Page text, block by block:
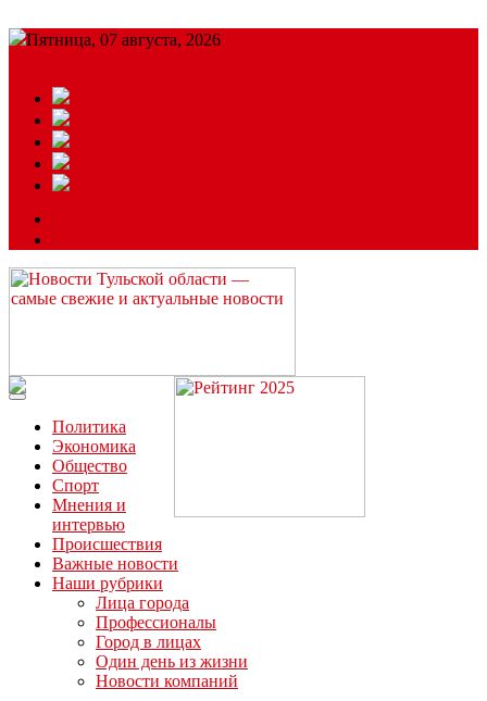
Пятница, 07 августа, 2026
Читайте последние новости дня в Тульской области на сайте
“ЗаНовомосковск”
Политика
Экономика
Общество
Спорт
Мнения и
интервью
Происшествия
Важные новости
Наши рубрики
Лица города
Профессионалы
Город в лицах
Один день из жизни
Новости компаний